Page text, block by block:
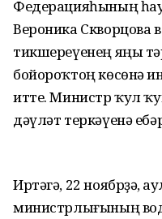
Федерацияһының
Вероника Скворцова
тикшереүенең яңы
бойороҡтоң көсөнә
итте. Министр ҡул
дәүләт теркәүенә
Иртәгә, 22 ноябрҙә,
министрлығының